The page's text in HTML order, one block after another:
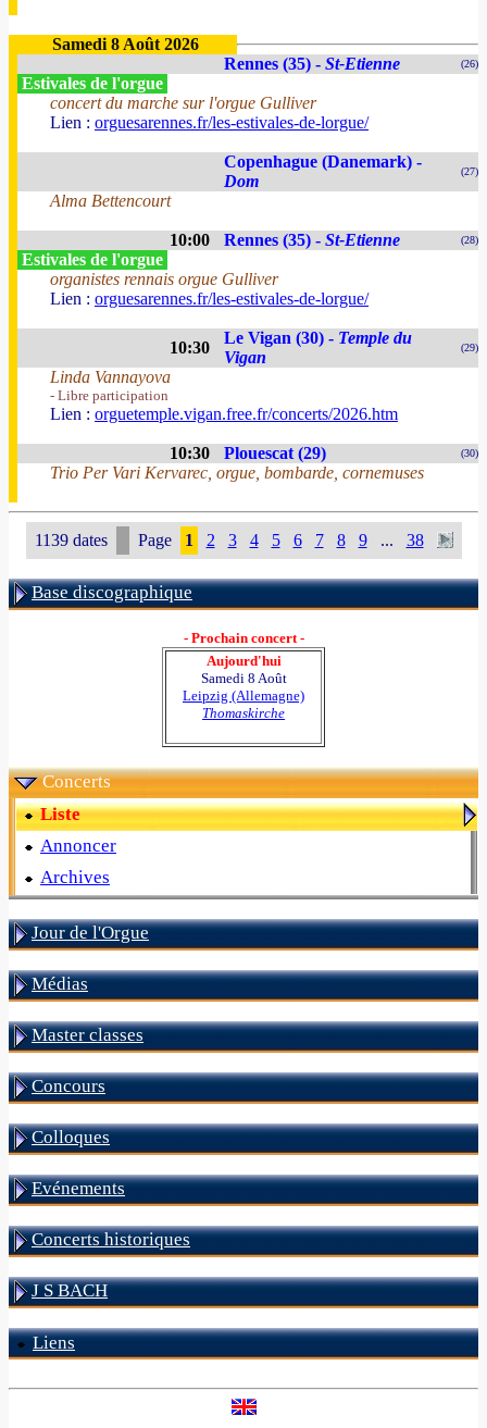
Samedi 8 Août 2026
Rennes (35) - St-Etienne (26)
Estivales de l'orgue
concert du marche sur l'orgue Gulliver
Lien : orguesarennes.fr/les-estivales-de-lorgue/
Copenhague (Danemark) -
Dom
(27)
Alma Bettencourt
10:00 Rennes (35) - St-Etienne (28)
Estivales de l'orgue
organistes rennais orgue Gulliver
Lien : orguesarennes.fr/les-estivales-de-lorgue/
10:30
Le Vigan (30) - Temple du
Vigan
(29)
Linda Vannayova
- Libre participation
Lien : orguetemple.vigan.free.fr/concerts/2026.htm
10:30 Plouescat (29) (30)
Trio Per Vari Kervarec, orgue, bombarde, cornemuses
1139 dates Page 1 2 3 4 5 6 7 8 9 ... 38
Base discographique
- Prochain concert -
Aujourd'hui
Samedi 8 Août
Leipzig (Allemagne)
Thomaskirche
Concerts
Liste
Annoncer
Archives
Jour de l'Orgue
Médias
Master classes
Concours
Colloques
Evénements
Concerts historiques
J S BACH
Liens